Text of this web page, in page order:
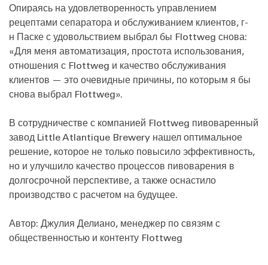
Опираясь на удовлетворенность управлением
рецептами сепаратора и обслуживанием клиентов, г-
н Паске с удовольствием выбрал бы Flottweg снова:
«Для меня автоматизация, простота использования,
отношения с Flottweg и качество обслуживания
клиентов — это очевидные причины, по которым я бы
снова выбрал Flottweg».
В сотрудничестве с компанией Flottweg пивоваренный
завод Little Atlantique Brewery нашел оптимальное
решение, которое не только повысило эффективность,
но и улучшило качество процессов пивоварения в
долгосрочной перспективе, а также оснастило
производство с расчетом на будущее.
Автор: Джулия Делиано, менеджер по связям с
общественностью и контенту Flottweg